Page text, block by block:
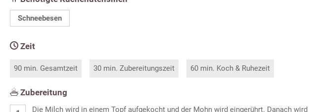
Schneebesen
Zeit
90 min. Gesamtzeit 30 min. Zubereitungszeit 60 min. Koch & Ruhezeit
Zubereitung
Die Milch wird in einem Topf aufgekocht und der Mohn wird eingerührt. Danach wird